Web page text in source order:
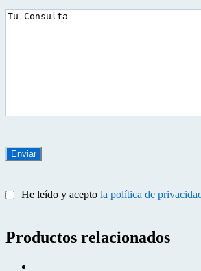
He leído y acepto la política de
Productos relacionados